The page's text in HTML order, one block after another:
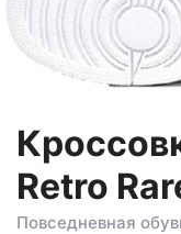
Retro
Повседневная